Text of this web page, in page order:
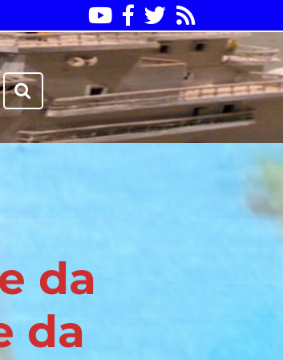
YoutubeFacebookTwitter
Search
da
da